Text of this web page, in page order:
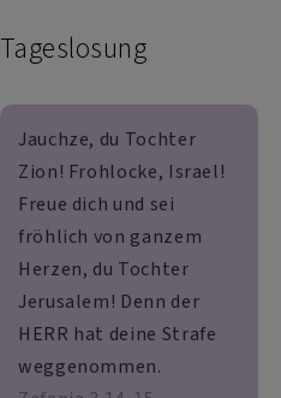
Tageslosung
Jauchze, du Tochter
Zion! Frohlocke, Israel!
Freue dich und sei
fröhlich von ganzem
Herzen, du Tochter
Jerusalem! Denn der
HERR hat deine Strafe
weggenommen.